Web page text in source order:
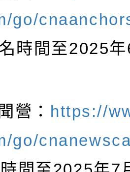
go/
時間至2025年
營： https://
go/